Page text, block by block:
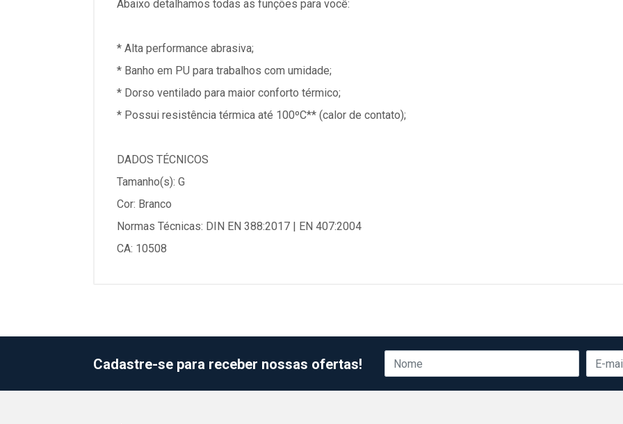
Abaixo detalhamos todas as funções para você:
* Alta performance abrasiva;
* Banho em PU para trabalhos com umidade;
* Dorso ventilado para maior conforto térmico;
* Possui resistência térmica até 100ºC** (calor de contato);
DADOS TÉCNICOS
Tamanho(s): G
Cor: Branco
Normas Técnicas: DIN EN 388:2017 | EN 407:2004
CA: 10508
Cadastre-se para receber nossas ofertas!